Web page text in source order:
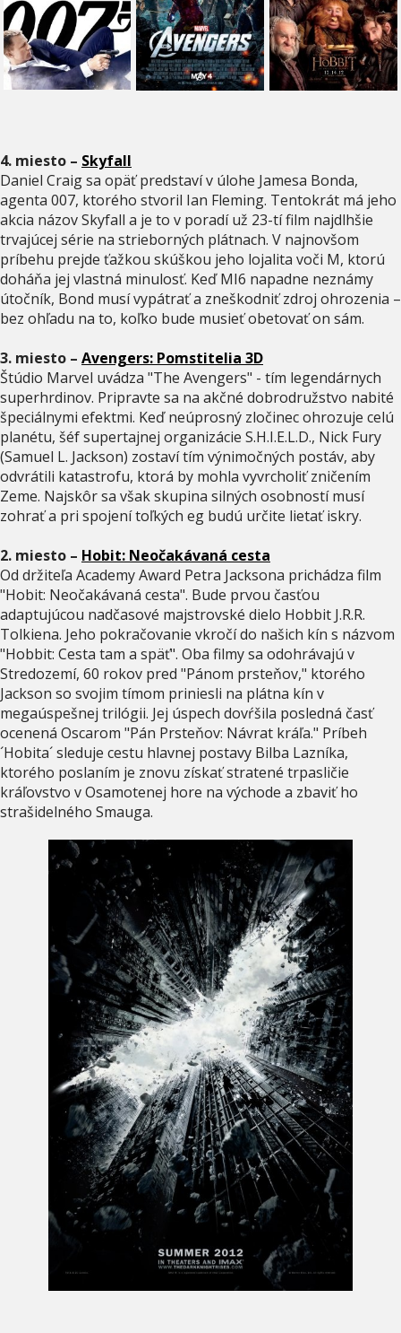
4. miesto – Skyfall
Daniel Craig sa opäť predstaví v úlohe Jamesa Bonda,
agenta 007, ktorého stvoril Ian Fleming. Tentokrát má jeho
akcia názov Skyfall a je to v poradí už 23-tí film najdlhšie
trvajúcej série na strieborných plátnach. V najnovšom
príbehu prejde ťažkou skúškou jeho lojalita voči M, ktorú
doháňa jej vlastná minulosť. Keď MI6 napadne neznámy
útočník, Bond musí vypátrať a zneškodniť zdroj ohrozenia –
bez ohľadu na to, koľko bude musieť obetovať on sám.
3. miesto – Avengers: Pomstitelia 3D
Štúdio Marvel uvádza "The Avengers" - tím legendárnych
superhrdinov. Pripravte sa na akčné dobrodružstvo nabité
špeciálnymi efektmi. Keď neúprosný zločinec ohrozuje celú
planétu, šéf supertajnej organizácie S.H.I.E.L.D., Nick Fury
(Samuel L. Jackson) zostaví tím výnimočných postáv, aby
odvrátili katastrofu, ktorá by mohla vyvrcholiť zničením
Zeme. Najskôr sa však skupina silných osobností musí
zohrať a pri spojení toľkých eg budú určite lietať iskry.
2. miesto – Hobit: Neočakávaná cesta
Od držiteľa Academy Award Petra Jacksona prichádza film
"Hobit: Neočakávaná cesta". Bude prvou časťou
adaptujúcou nadčasové majstrovské dielo Hobbit J.R.R.
Tolkiena. Jeho pokračovanie vkročí do našich kín s názvom
"Hobbit: Cesta tam a späť". Oba filmy sa odohrávajú v
Stredozemí, 60 rokov pred "Pánom prsteňov," ktorého
Jackson so svojim tímom priniesli na plátna kín v
megaúspešnej trilógii. Jej úspech dovŕšila posledná časť
ocenená Oscarom "Pán Prsteňov: Návrat kráľa." Príbeh
´Hobita´ sleduje cestu hlavnej postavy Bilba Lazníka,
ktorého poslaním je znovu získať stratené trpasličie
kráľovstvo v Osamotenej hore na východe a zbaviť ho
strašidelného Smauga.